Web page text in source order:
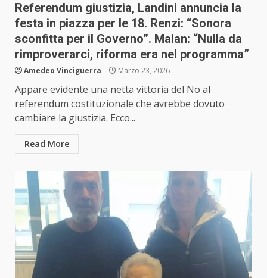
Referendum giustizia, Landini annuncia la
festa in piazza per le 18. Renzi: “Sonora
sconfitta per il Governo”. Malan: “Nulla da
rimproverarci, riforma era nel programma”
Amedeo Vinciguerra Marzo 23, 2026
Appare evidente una netta vittoria del No al
referendum costituzionale che avrebbe dovuto
cambiare la giustizia. Ecco...
Read More